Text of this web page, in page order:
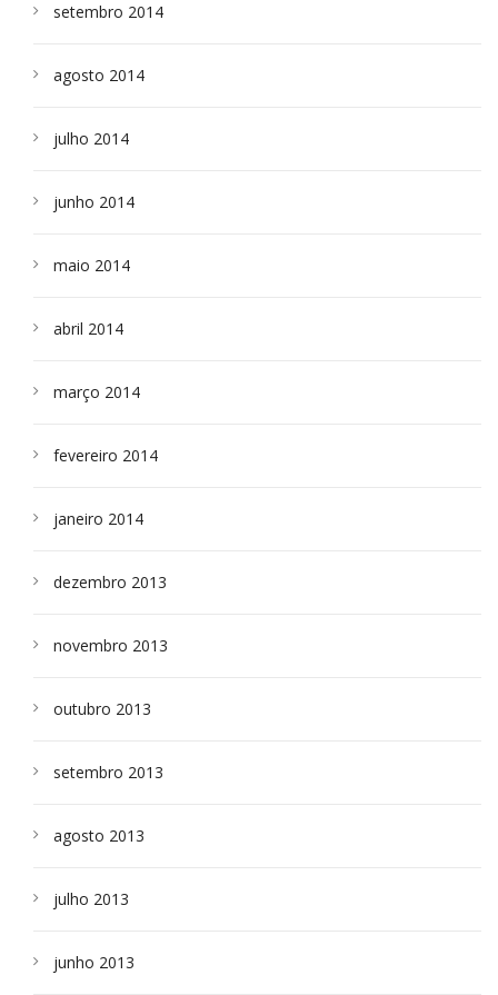
setembro 2014
agosto 2014
julho 2014
junho 2014
maio 2014
abril 2014
março 2014
fevereiro 2014
janeiro 2014
dezembro 2013
novembro 2013
outubro 2013
setembro 2013
agosto 2013
julho 2013
junho 2013